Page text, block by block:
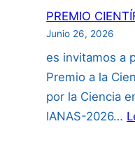
PREMIO
Junio 26, 2026
es invitamos a
Premio a la
por la Ciencia
IANAS-2026…